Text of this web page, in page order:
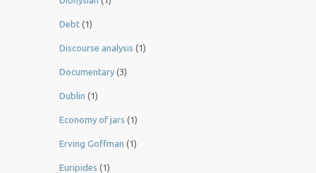
Debt (1)
Discourse analysis (1)
Documentary (3)
Dublin (1)
Economy of jars (1)
Erving Goffman (1)
Euripides (1)